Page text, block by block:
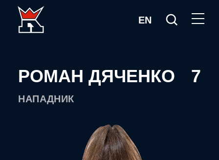
EN
РОМАН ДЯЧЕНКО
НАПАДНИК
7